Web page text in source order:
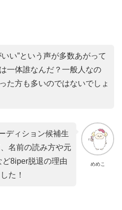
い”という声が多数あがって
一体誰なんだ？一般人なの
た方も多いのではないでしょ
めめこ
ディション候補生
名前の読み方や元
8iper脱退の理由
た！